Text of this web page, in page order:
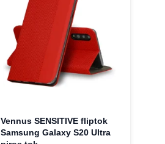
Vennus SENSITIVE fliptok
Samsung Galaxy S20 Ultra